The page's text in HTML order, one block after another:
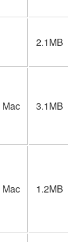
2.1MB
Mac 3.1MB
Mac 1.2MB